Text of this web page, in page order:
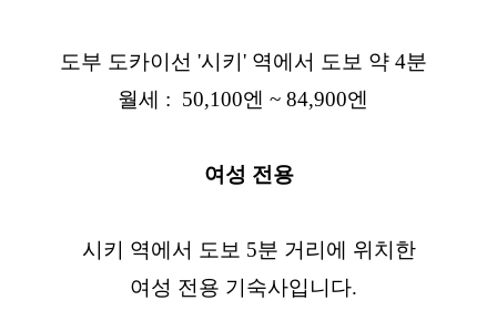
도부 도카이선 '시키' 역에서 도보 약 4분
월세 : 50,100엔 ~ 84,900엔
여성 전용
시키 역에서 도보 5분 거리에 위치한
여성 전용 기숙사입니다.